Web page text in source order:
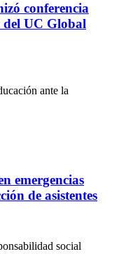
conferencia
del UC Global
ante la
emergencias
de asistentes
social